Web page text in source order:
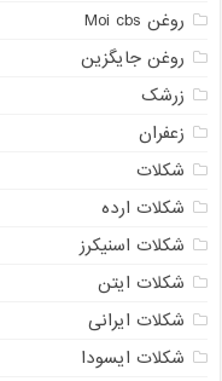
روغن Moi cbs
روغن جایگزین
زرشک
زعفران
شکلات
شکلات ارده
شکلات اسنیکرز
شکلات ایتن
شکلات ایرانی
شکلات ایسودا